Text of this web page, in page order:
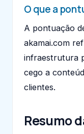
O que a
A pontuação
akamai.com
infraestrutura
cego a
clientes.
Resumo